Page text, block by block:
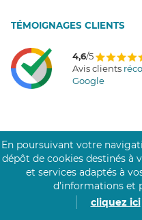
TÉMOIGNAGES CLIENTS
4,6/5
Avis clients
Google
COMMUNAUTÉ
En poursuivant votre
dépôt de cookies destinés à
et services adaptés à
d’informations et
cliquez ici